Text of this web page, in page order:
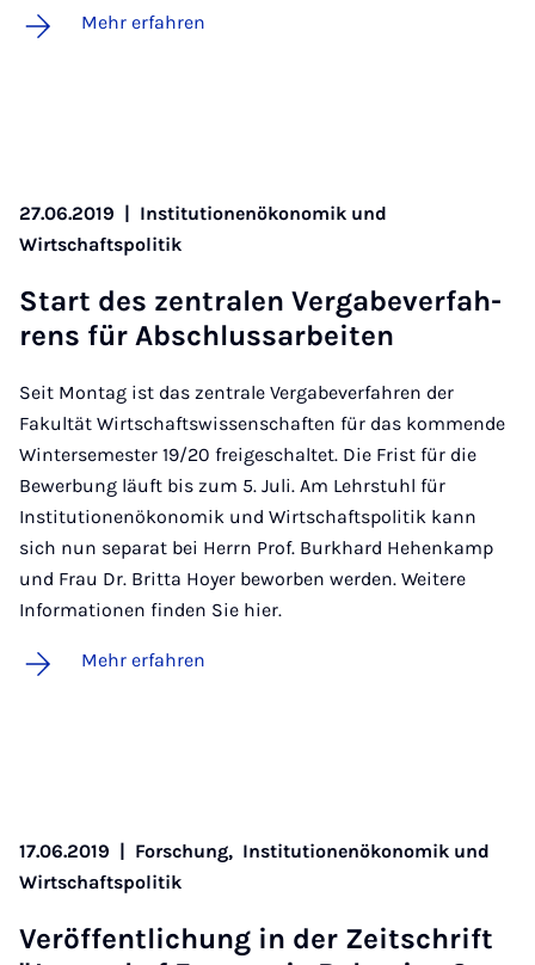
Mehr erfahren
27.06.2019 | Institutionenökonomik und
Wirtschaftspolitik
Start des zen­tra­len Ver­ga­be­ver­fah­
rens für Ab­schluss­a­r­bei­ten
Seit Montag ist das zentrale Vergabeverfahren der
Fakultät Wirtschaftswissenschaften für das kommende
Wintersemester 19/20 freigeschaltet. Die Frist für die
Bewerbung läuft bis zum 5. Juli. Am Lehrstuhl für
Institutionenökonomik und Wirtschaftspolitik kann
sich nun separat bei Herrn Prof. Burkhard Hehenkamp
und Frau Dr. Britta Hoyer beworben werden. Weitere
Informationen finden Sie hier.
Mehr erfahren
17.06.2019 | Forschung, Institutionenökonomik und
Wirtschaftspolitik
Ver­öf­fent­li­chung in der Zeit­schrift